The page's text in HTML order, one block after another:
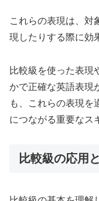
これらの表現は、対
現したりする際に効
比較級を使った表現
かで正確な英語表現
も、これらの表現を
につながる重要なス
比較級の応用